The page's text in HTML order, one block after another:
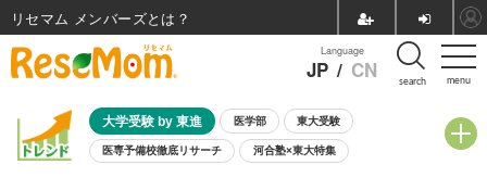
menu
Language
JP / CN search
大学受験 by 東進 医学部 東大受験
医専予備校徹底リサーチ 河合塾×東大特集
リセマム メンバーズ